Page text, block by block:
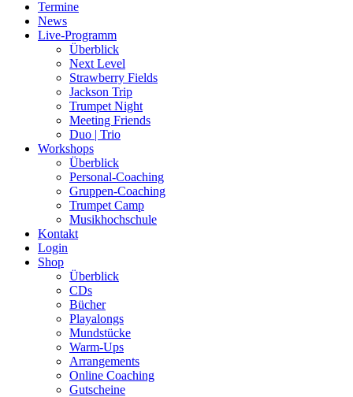
Termine
News
Live-Programm
Überblick
Next Level
Strawberry Fields
Jackson Trip
Trumpet Night
Meeting Friends
Duo | Trio
Workshops
Überblick
Personal-Coaching
Gruppen-Coaching
Trumpet Camp
Musikhochschule
Kontakt
Login
Shop
Überblick
CDs
Bücher
Playalongs
Mundstücke
Warm-Ups
Arrangements
Online Coaching
Gutscheine